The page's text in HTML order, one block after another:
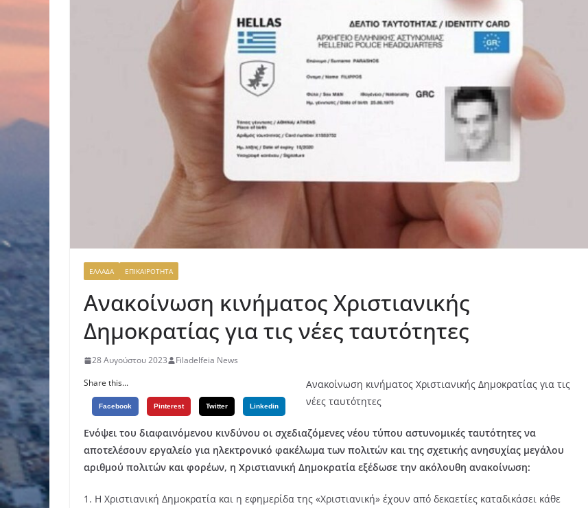
ΕΛΛΑΔΑ ΕΠΙΚΑΙΡΟΤΗΤΑ
Ανακοίνωση κινήματος Χριστιανικής
Δημοκρατίας για τις νέες ταυτότητες
28 Αυγούστου 2023
Filadelfeia News
Share this...
Facebook Pinterest Twitter Linkedin
Ανακοίνωση κινήματος Χριστιανικής Δημοκρατίας για τις
νέες ταυτότητες
Ενόψει του διαφαινόμενου κινδύνου οι σχεδιαζόμενες νέου τύπου αστυνομικές ταυτότητες να
αποτελέσουν εργαλείο για ηλεκτρονικό φακέλωμα των πολιτών και της σχετικής ανησυχίας μεγάλου
αριθμού πολιτών και φορέων, η Χριστιανική Δημοκρατία εξέδωσε την ακόλουθη ανακοίνωση:
1. Η Χριστιανική Δημοκρατία και η εφημερίδα της «Χριστιανική» έχουν από δεκαετίες καταδικάσει κάθε